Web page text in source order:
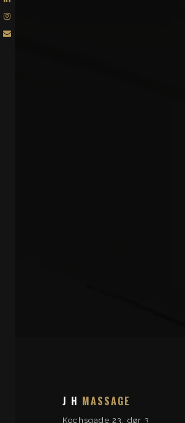
J H MASSAGE
Kochsgade 23, dør 3